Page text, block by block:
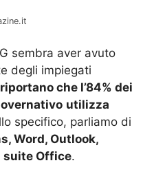
sembra aver avuto
degli impiegati
riportano che l’84% dei
utilizza
specifico, parliamo di
Word, Outlook,
suite Office.